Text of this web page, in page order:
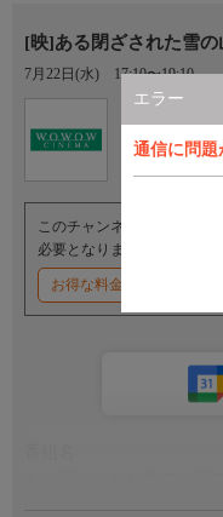
エラー
通信に問
[映]ある閉ざされた雪の
7月22日(水) 17:10〜19:10
このチャンネルのご視聴に
必要となります。
お得な料金割引キャンペー